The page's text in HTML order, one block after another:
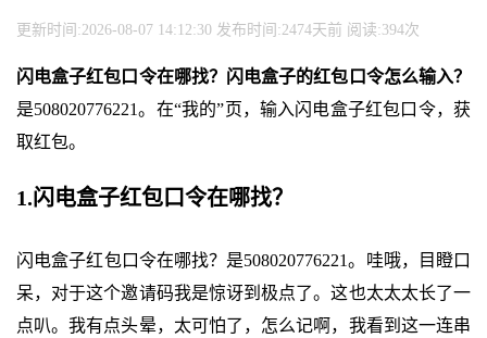
更新时间:2026-08-07 14:12:30 发布时间:2474天前 阅读:394次
闪电盒子红包口令在哪找？闪电盒子的红包口令怎么输入？
是508020776221。在“我的”页，输入闪电盒子红包口令，获
取红包。
1.闪电盒子红包口令在哪找？
闪电盒子红包口令在哪找？是508020776221。哇哦，目瞪口
呆，对于这个邀请码我是惊讶到极点了。这也太太太长了一
点叭。我有点头晕，太可怕了，怎么记啊，我看到这一连串